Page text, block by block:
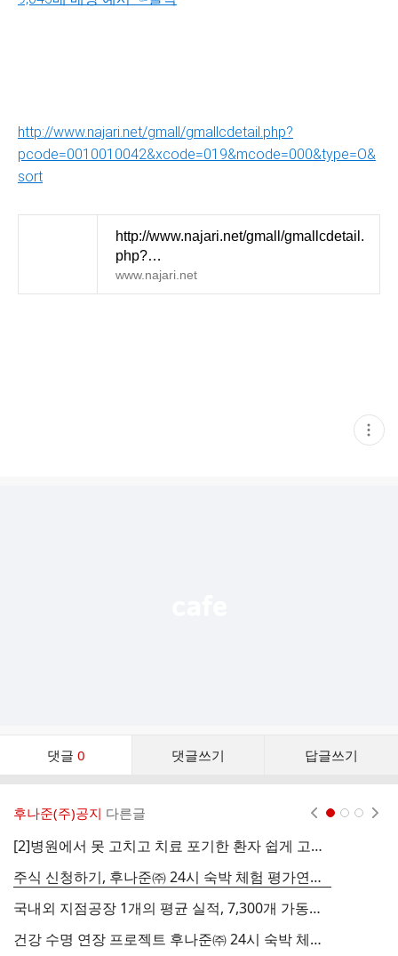
http://www.najari.net/gmall/gmallcdetail.php?
pcode=0010010042&xcode=019&mcode=000&type=O&
sort
http://www.najari.net/gmall/gmallcdetail.
php?
mcode=000&pcode=0010010042&sort=
&type=O&xcode=019
www.najari.net
현
재
댓글 0 댓글쓰기 답글쓰기
댓
후나준(주)공지 다른글
[2]병원에서 못 고치고 치료 포기한 환자 쉽게 고쳐준 베개 매트리스가 의료기기법 위반 벌금형
주식 신청하기, 후나준㈜ 24시 숙박 체험 평가연구실,
국내외 지점공장 1개의 평균 실적, 7,300개 가동예시 비교,
건강 수명 연장 프로젝트 후나준㈜ 24시 숙박 체험 평가연구실, 용도 투자 계획 내역